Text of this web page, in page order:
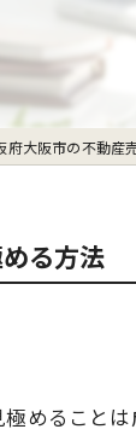
府大阪市の不動産
る方法
めること